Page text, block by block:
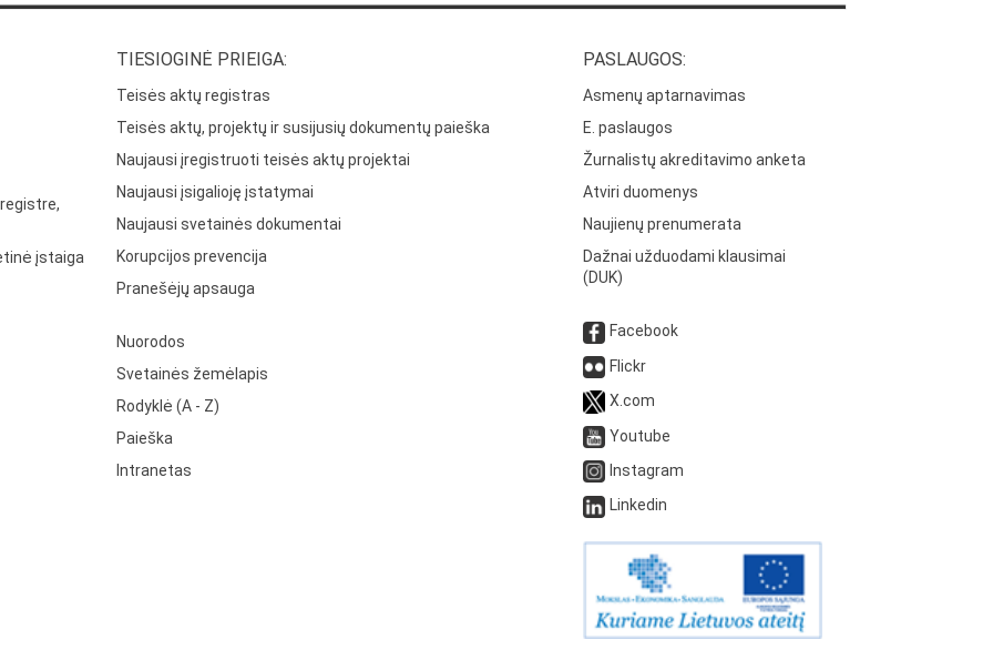
įstaiga
TIESIOGINĖ PRIEIGA:
Teisės aktų registras
Teisės aktų, projektų ir susijusių dokumentų paieška
Naujausi įregistruoti teisės aktų projektai
Naujausi įsigalioję įstatymai
Naujausi svetainės dokumentai
Korupcijos prevencija
Pranešėjų apsauga
Nuorodos
Svetainės žemėlapis
Rodyklė (A - Z)
Paieška
Intranetas
PASLAUGOS:
Asmenų aptarnavimas
E. paslaugos
Žurnalistų akreditavimo anketa
Atviri duomenys
Naujienų prenumerata
Dažnai užduodami klausimai
(DUK)
Facebook
Flickr
X.com
Youtube
Instagram
Linkedin